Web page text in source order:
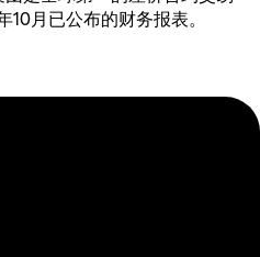
月已公布的财务报表。